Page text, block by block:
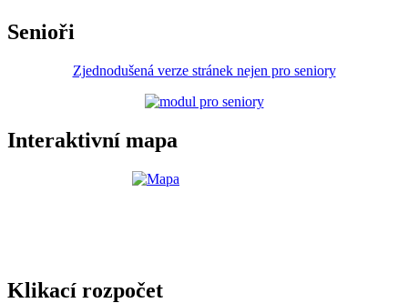
Senioři
Zjednodušená verze stránek nejen pro seniory
Interaktivní mapa
Klikací rozpočet